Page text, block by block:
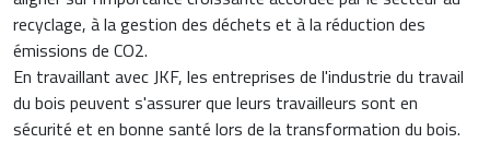
recyclage, à la gestion des déchets et à la réduction des
émissions de CO2.
En travaillant avec JKF, les entreprises de l'industrie du travail
du bois peuvent s'assurer que leurs travailleurs sont en
sécurité et en bonne santé lors de la transformation du bois.